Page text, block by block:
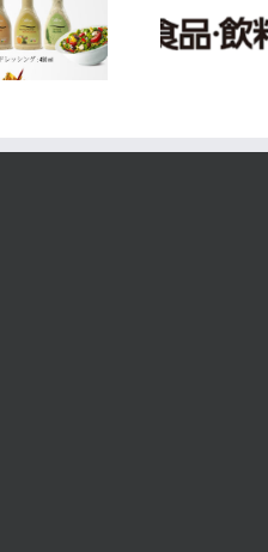
JAPAN 2024